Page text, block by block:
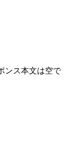
ンス本文は空で